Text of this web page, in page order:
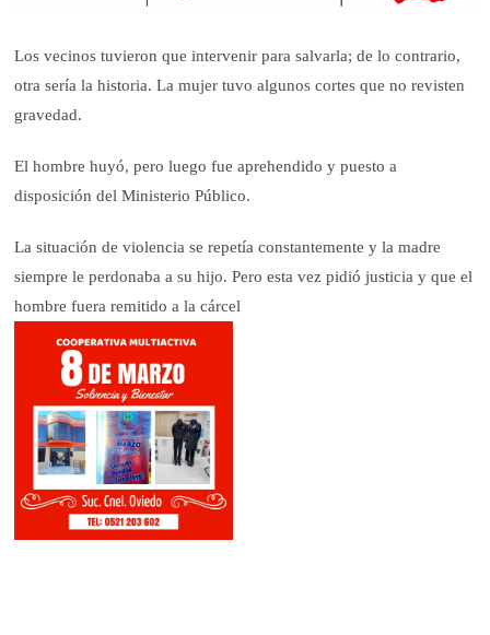
Los vecinos tuvieron que intervenir para salvarla; de lo contrario,
otra sería la historia. La mujer tuvo algunos cortes que no revisten
gravedad.
El hombre huyó, pero luego fue aprehendido y puesto a
disposición del Ministerio Público.
La situación de violencia se repetía constantemente y la madre
siempre le perdonaba a su hijo. Pero esta vez pidió justicia y que el
hombre fuera remitido a la cárcel